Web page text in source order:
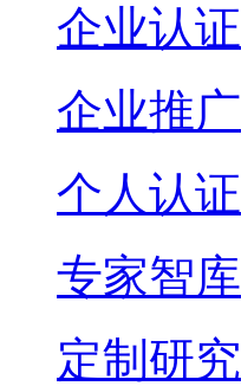
企业认证
企业推广
个人认证
专家智库
定制研究